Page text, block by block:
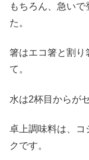
もちろん、急い
た。
箸はエコ箸と割り
て。
水は2杯目からが
卓上調味料は、コ
クです。